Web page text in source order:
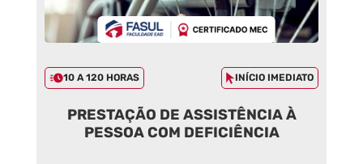
10 A 120 HORAS INÍCIO IMEDIATO
PRESTAÇÃO DE ASSISTÊNCIA À
PESSOA COM DEFICIÊNCIA